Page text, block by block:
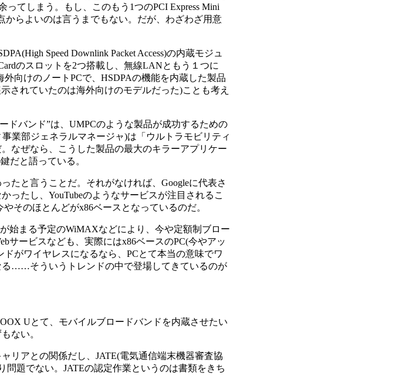
てしまう。もし、このもう1つのPCI Express Mini
からよいのは言うまでもない。だが、わざわざ用意
Speed Downlink Packet Access)の内蔵モジュ
のスロットを2つ搭載し、無線LANともう１つに
向けのノートPCで、HSDPAの機能を内蔵した製品
されていたのは海外向けのモデルだった)ことも考え
バンド”は、UMPCのような製品が成功するための
業部ジェネラルマネージャ)は「ウルトラモビリティ
なぜなら、こうした製品の最大のキラーアプリケー
だと語っている。
と言うことだ。それがなければ、Googleに代表さ
ったし、YouTubeのようなサービスが注目されるこ
そのほとんどがx86ベースとなっているのだ。
始まる予定のWiMAXなどにより、今や定額制ブロー
サービスなども、実際にはx86ベースのPC(今やアッ
がワイヤレスになるなら、PCとて本当の意味でワ
る……そういうトレンドの中で登場してきているのが
Uとて、モバイルブロードバンドを内蔵させたい
ない。
リアとの関係だし、JATE(電気通信端末機器審査協
題でない。JATEの認定作業というのは書類をきち